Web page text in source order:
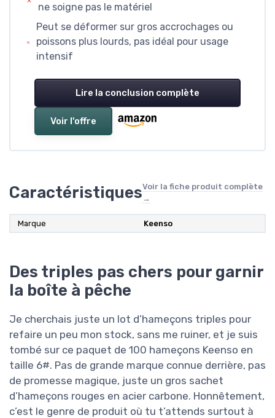
ne soigne pas le matériel
Peut se déformer sur gros accrochages ou
poissons plus lourds, pas idéal pour usage
intensif
Lire la conclusion complète
Voir l'offre
CaractéristiquesVoir la fiche produit complète
→
Marque Keenso
Des triples pas chers pour garnir
la boîte à pêche
Je cherchais juste un lot d’hameçons triples pour
refaire un peu mon stock, sans me ruiner, et je suis
tombé sur ce paquet de 100 hameçons Keenso en
taille 6#. Pas de grande marque connue derrière, pas
de promesse magique, juste un gros sachet
d’hameçons rouges en acier carbone. Honnêtement,
c’est le genre de produit où tu t’attends surtout à